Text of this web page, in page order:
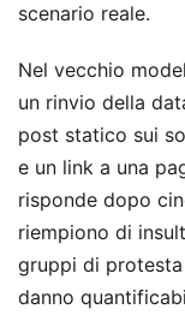
scenario reale.
Nel vecchio
un rinvio della
post statico sui
e un link a una
risponde dopo
riempiono di
gruppi di
danno